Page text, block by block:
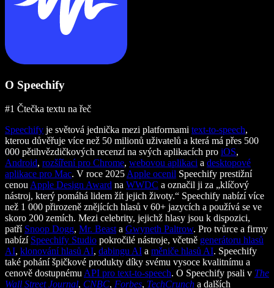
O Speechify
#1 Čtečka textu na řeč
Speechify je světová jednička mezi platformami text-to-speech,
kterou důvěřuje více než 50 milionů uživatelů a která má přes 500
000 pětihvězdičkových recenzí na svých aplikacích pro iOS,
Android, rozšíření pro Chrome, webovou aplikaci a desktopové
aplikace pro Mac. V roce 2025 Apple ocenil Speechify prestižní
cenou Apple Design Award na WWDC a označil ji za „klíčový
nástroj, který pomáhá lidem žít jejich životy.“ Speechify nabízí více
než 1 000 přirozeně znějících hlasů v 60+ jazycích a používá se ve
skoro 200 zemích. Mezi celebrity, jejichž hlasy jsou k dispozici,
patří Snoop Dogg, Mr. Beast a Gwyneth Paltrow. Pro tvůrce a firmy
nabízí Speechify Studio pokročilé nástroje, včetně generátoru hlasů
AI, klonování hlasů AI, dabingu AI a měniče hlasů AI. Speechify
také pohání špičkové produkty díky svému vysoce kvalitnímu a
cenově dostupnému API pro text-to-speech. O Speechify psali v The
Wall Street Journal, CNBC, Forbes, TechCrunch a dalších